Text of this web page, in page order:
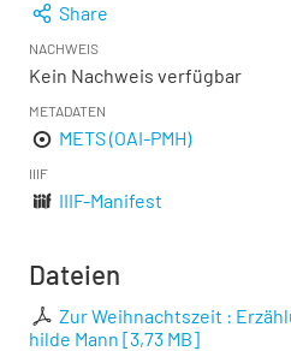
Share
NACHWEIS
Kein Nachweis verfügbar
METADATEN
METS (OAI-PMH)
IIIF
IIIF-Manifest
Dateien
Zur Weihnachtszeit :
hilde Mann [3,73 MB]